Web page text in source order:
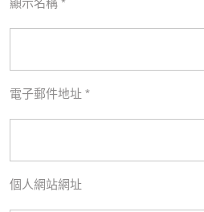
顯示名稱 *
電子郵件地址 *
個人網站網址